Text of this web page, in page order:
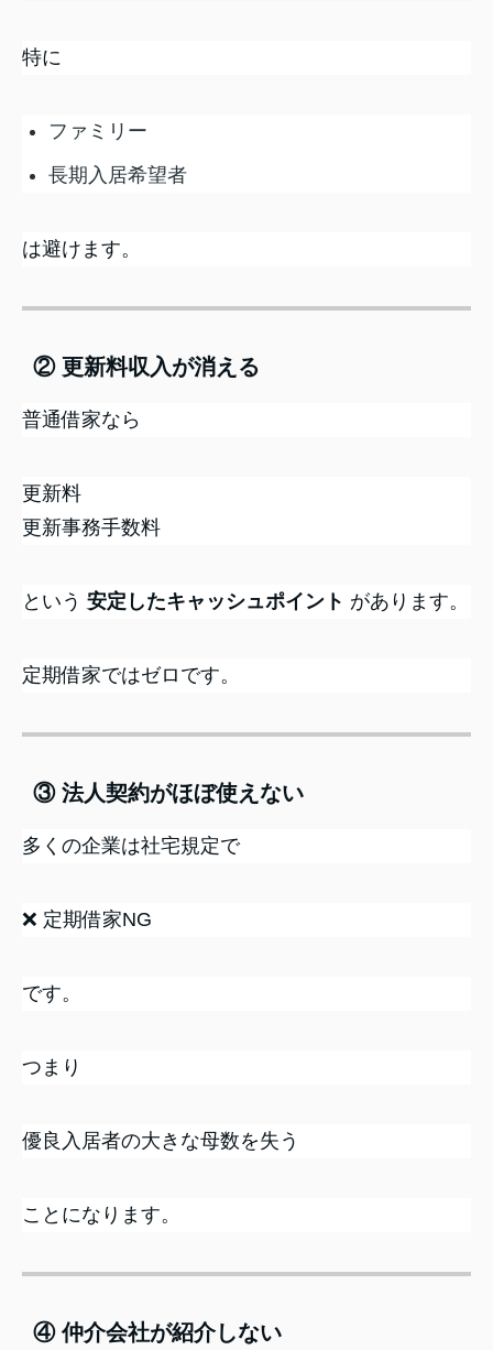
特に
ファミリー
長期入居希望者
は避けます。
② 更新料収入が消える
普通借家なら
更新料
更新事務手数料
という 安定したキャッシュポイント があります。
定期借家ではゼロです。
③ 法人契約がほぼ使えない
多くの企業は社宅規定で
❌ 定期借家NG
です。
つまり
優良入居者の大きな母数を失う
ことになります。
④ 仲介会社が紹介しない